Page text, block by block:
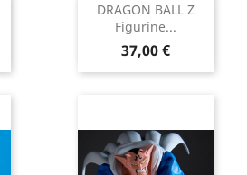
DRAGON BALL Z
Figurine...
Prix
37,00 €